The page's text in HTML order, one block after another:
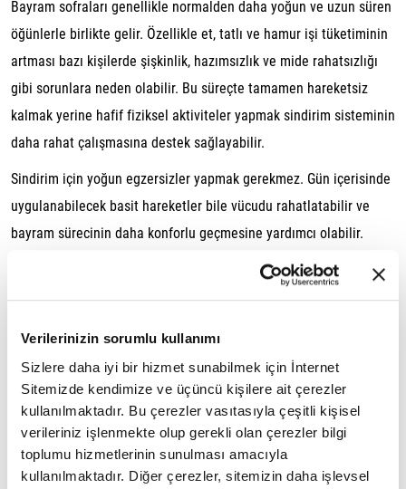
Verilerinizin sorumlu kullanımı
Sizlere daha iyi bir hizmet sunabilmek için İnternet
Sitemizde kendimize ve üçüncü kişilere ait çerezler
kullanılmaktadır. Bu çerezler vasıtasıyla çeşitli kişisel
verileriniz işlenmekte olup gerekli olan çerezler bilgi
toplumu hizmetlerinin sunulması amacıyla
kullanılmaktadır. Diğer çerezler, sitemizin daha işlevsel
Bayram sofraları genellikle normalden daha yoğun ve uzun süren
öğünlerle birlikte gelir. Özellikle et, tatlı ve hamur işi tüketiminin
artması bazı kişilerde şişkinlik, hazımsızlık ve mide rahatsızlığı
gibi sorunlara neden olabilir. Bu süreçte tamamen hareketsiz
kalmak yerine hafif fiziksel aktiviteler yapmak sindirim sisteminin
daha rahat çalışmasına destek sağlayabilir.
Sindirim için yoğun egzersizler yapmak gerekmez. Gün içerisinde
uygulanabilecek basit hareketler bile vücudu rahatlatabilir ve
bayram sürecinin daha konforlu geçmesine yardımcı olabilir.
Bayramda sindirimi desteklemek için en pratik yöntemlerden biri
hafif tempolu yürüyüşlerdir. Özellikle yemeklerden sonra yapılan
10-20 dakikalık yürüyüşler mideyi zorlamadan hareket etmeyi
sağlayabilir ve şişkinlik hissinin azalmasına yardımcı olabilir.
Hafif esneme hareketleri
Uzun süre oturmak karın ve bel bölgesinde gerginlik oluşturabilir.